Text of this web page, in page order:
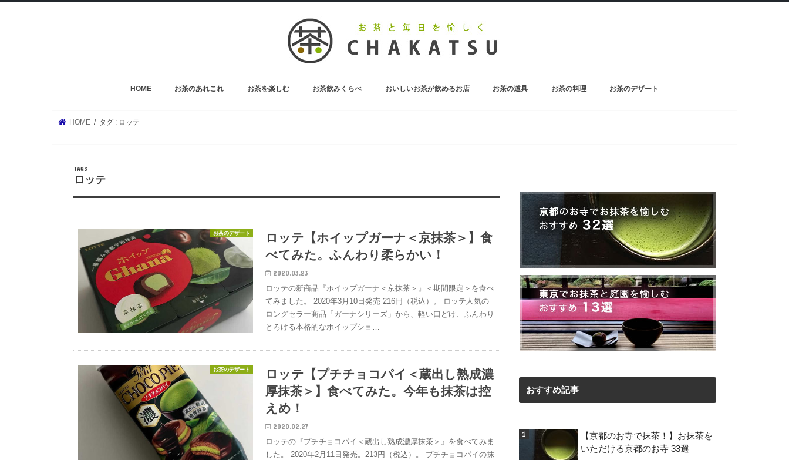
HOME お茶のあれこれ お茶を楽しむ お茶飲みくらべ おいしいお茶が飲めるお店 お茶の道具 お茶の料理 お茶のデザート
HOME タグ : ロッテ
ロッテ
お茶のデザート
ロッテ【ホイップガーナ＜京抹茶＞】食
べてみた。ふんわり柔らかい！
2020.03.23
ロッテの新商品『ホイップガーナ＜京抹茶＞』＜期間限定＞を食べ
てみました。 2020年3月10日発売 216円（税込）。 ロッテ人気の
ロングセラー商品「ガーナシリーズ」から、軽い口どけ、ふんわり
とろける本格的なホイップショ…
お茶のデザート
ロッテ【プチチョコパイ＜蔵出し熟成濃
厚抹茶＞】食べてみた。今年も抹茶は控
えめ！
2020.02.27
ロッテの『プチチョコパイ＜蔵出し熟成濃厚抹茶＞』を食べてみま
した。 2020年2月11日発売。213円（税込）。 プチチョコパイの抹
おすすめ記事
【京都のお寺で抹茶！】お抹茶を
いただける京都のお寺 33選